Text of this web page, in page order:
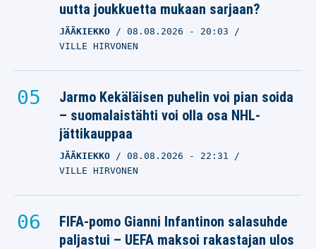
uutta joukkuetta mukaan sarjaan?
JÄÄKIEKKO 08.08.2026 - 20:03
VILLE HIRVONEN
Jarmo Kekäläisen puhelin voi pian soida
– suomalaistähti voi olla osa NHL-
jättikauppaa
JÄÄKIEKKO 08.08.2026 - 22:31
VILLE HIRVONEN
FIFA-pomo Gianni Infantinon salasuhde
paljastui – UEFA maksoi rakastajan ulos